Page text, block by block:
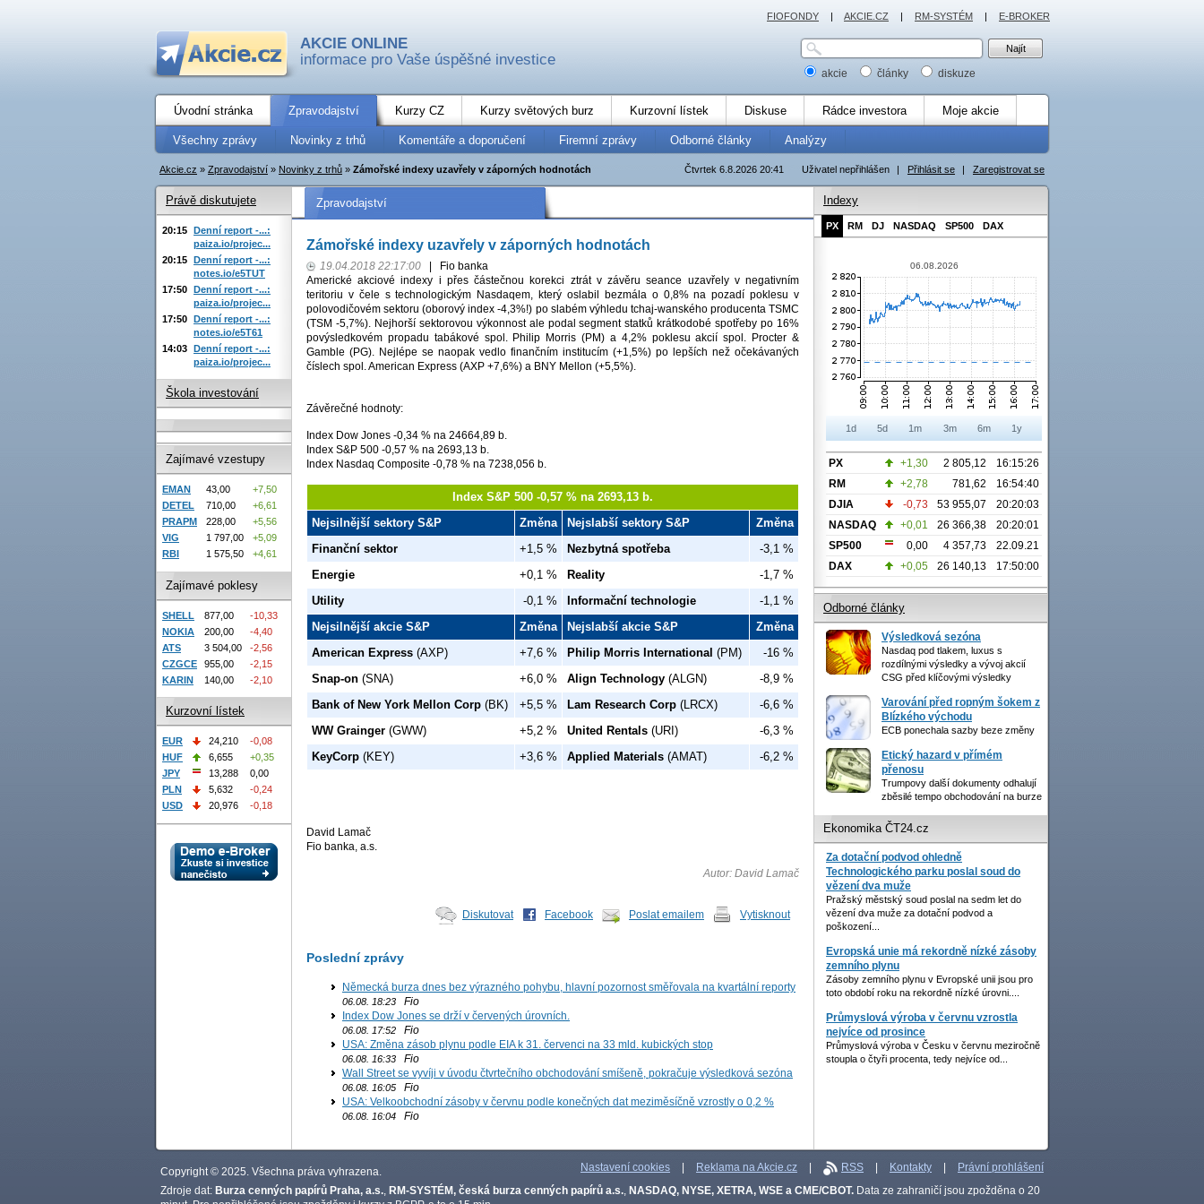
AKCIE ONLINE
informace pro Vaše úspěšné investice
akcie články diskuze
Úvodní stránka Zpravodajství Kurzy CZ Kurzy světových burz Kurzovní lístek Diskuse Rádce investora Moje akcie
Všechny zprávy Novinky z trhů Komentáře a doporučení Firemní zprávy Odborné články Analýzy
Uživatel nepřihlášen | Přihlásit se | Zaregistrovat se
Čtvrtek 6.8.2026 20:41
Akcie.cz » Zpravodajství » Novinky z trhů » Zámořské indexy uzavřely v záporných hodnotách
Zpravodajství
Zámořské indexy uzavřely v záporných hodnotách
19.04.2018 22:17:00
Fio banka
Americké akciové indexy i přes částečnou korekci ztrát v závěru seance uzavřely v negativním
teritoriu v čele s technologickým Nasdaqem, který oslabil bezmála o 0,8% na pozadí poklesu v
polovodičovém sektoru (oborový index -4,3%!) po slabém výhledu tchaj-wanského producenta TSMC
(TSM -5,7%). Nejhorší sektorovou výkonnost ale podal segment statků krátkodobé spotřeby po 16%
povýsledkovém propadu tabákové spol. Philip Morris (PM) a 4,2% poklesu akcií spol. Procter &
Gamble (PG). Nejlépe se naopak vedlo finančním institucím (+1,5%) po lepších než očekávaných
číslech spol. American Express (AXP +7,6%) a BNY Mellon (+5,5%).
Závěrečné hodnoty:
Index Dow Jones -0,34 % na 24664,89 b.
Index S&P 500 -0,57 % na 2693,13 b.
Index Nasdaq Composite -0,78 % na 7238,056 b.
Index S&P 500 -0,57 % na 2693,13 b.
Nejsilnější sektory S&P
Změna Nejslabší sektory S&P
Změna
Finanční sektor
+1,5 % Nezbytná spotřeba
-3,1 %
Energie
+0,1 % Reality
-1,7 %
Utility
-0,1 % Informační technologie
-1,1 %
Nejsilnější akcie S&P
Změna Nejslabší akcie S&P
Změna
American Express (AXP) +7,6 % Philip Morris International (PM)
-16 %
Snap-on (SNA) +6,0 % Align Technology (ALGN)
-8,9 %
Bank of New York Mellon Corp (BK) +5,5 % Lam Research Corp (LRCX)
-6,6 %
WW Grainger (GWW) +5,2 % United Rentals (URI)
-6,3 %
KeyCorp (KEY) +3,6 % Applied Materials (AMAT) -6,2 %
David Lamač
Fio banka, a.s.
Autor: David Lamač
Diskutovat Facebook Poslat emailem Vytisknout
Poslední zprávy
Německá burza dnes bez výrazného pohybu, hlavní pozornost směřovala na kvartální reporty
06.08. 18:23 Fio
Index Dow Jones se drží v červených úrovních.
06.08. 17:52 Fio
USA: Změna zásob plynu podle EIA k 31. červenci na 33 mld. kubických stop
06.08. 16:33 Fio
Wall Street se vyvíji v úvodu čtvrtečního obchodování smíšeně, pokračuje výsledková sezóna
06.08. 16:05 Fio
USA: Velkoobchodní zásoby v červnu podle konečných dat meziměsíčně vzrostly o 0,2 %
06.08. 16:04 Fio
Právě diskutujete
20:15 Denní report -...:
paiza.io/projec...
20:15 Denní report -...:
notes.io/e5TUT
17:50 Denní report -...:
paiza.io/projec...
17:50 Denní report -...:
notes.io/e5T61
14:03 Denní report -...:
paiza.io/projec...
Škola investování
Zajímavé vzestupy
EMAN 43,00
+7,50
DETEL
710,00
+6,61
PRAPM
228,00
+5,56
VIG
1 797,00
+5,09
RBI
1 575,50 +4,61
Zajímavé poklesy
SHELL 877,00
-10,33
NOKIA
200,00
-4,40
ATS
3 504,00
-2,56
CZGCE
955,00
-2,15
KARIN
140,00 -2,10
Kurzovní lístek
EUR 24,210
-0,08
HUF
6,655
+0,35
JPY
13,288
0,00
PLN
5,632
-0,24
USD
20,976 -0,18
Indexy
PX RM DJ NASDAQ SP500 DAX
06.08.2026
1d 5d 1m 3m 6m 1y
PX +1,30 2 805,12
16:15:26
RM
+2,78 781,62
16:54:40
DJIA
-0,73 53 955,07
20:20:03
NASDAQ
+0,01 26 366,38
20:20:01
SP500
0,00 4 357,73
22.09.21
DAX
+0,05 26 140,13 17:50:00
Odborné články
Výsledková sezóna
Nasdaq pod tlakem, luxus s
rozdílnými výsledky a vývoj akcií
CSG před klíčovými výsledky
Varování před ropným šokem z
Blízkého východu
ECB ponechala sazby beze změny
Etický hazard v přímém
přenosu
Trumpovy další dokumenty odhalují
zběsilé tempo obchodování na burze
Ekonomika ČT24.cz
Za dotační podvod ohledně
Technologického parku poslal soud do
vězení dva muže
Pražský městský soud poslal na sedm let do
vězení dva muže za dotační podvod a
poškození...
Evropská unie má rekordně nízké zásoby
zemního plynu
Zásoby zemního plynu v Evropské unii jsou pro
toto období roku na rekordně nízké úrovni....
Průmyslová výroba v červnu vzrostla
nejvíce od prosince
Průmyslová výroba v Česku v červnu meziročně
stoupla o čtyři procenta, tedy nejvíce od...
FIOFONDY | AKCIE.CZ | RM-SYSTÉM | E-BROKER
Nastavení cookies | Reklama na Akcie.cz | RSS | Kontakty | Právní prohlášení
Copyright © 2025. Všechna práva vyhrazena.
Zdroje dat: Burza cenných papírů Praha, a.s. RM-SYSTÉM, česká burza cenných papírů a.s. NASDAQ, NYSE, XETRA, WSE a CME/CBOT. Data ze zahraničí jsou zpožděna o 20